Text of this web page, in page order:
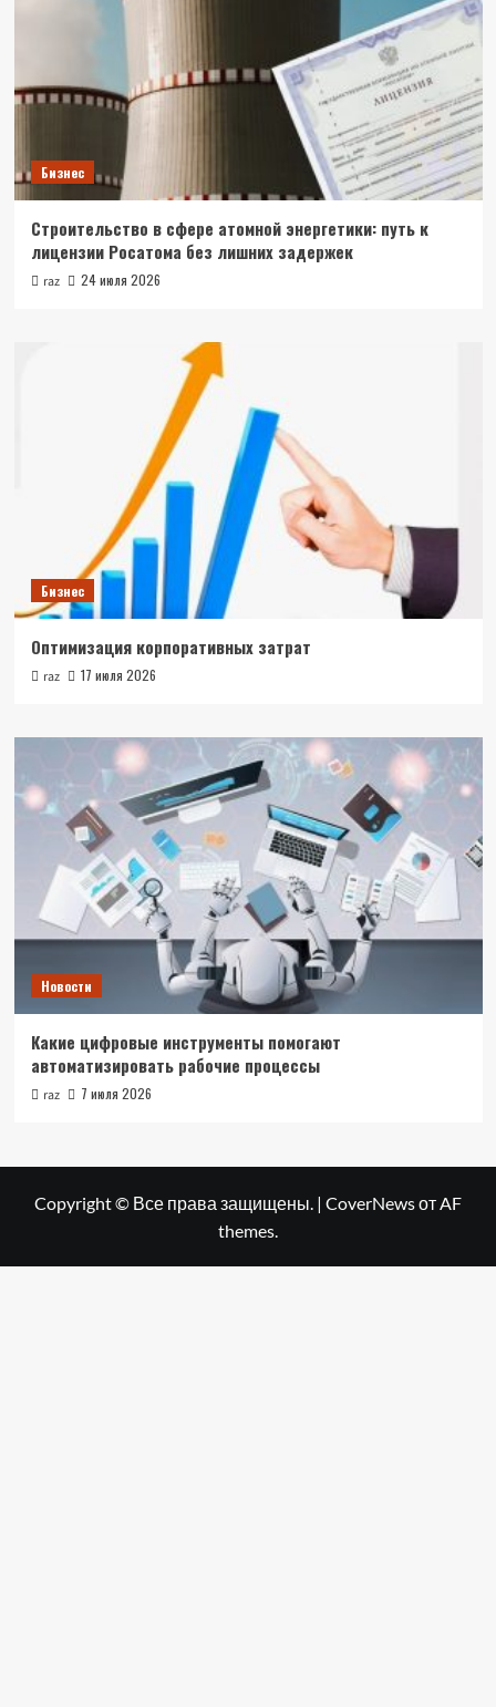
Бизнес
Строительство в сфере атомной энергетики: путь к
лицензии Росатома без лишних задержек
raz 24 июля 2026
Бизнес
Оптимизация корпоративных затрат
raz 17 июля 2026
Новости
Какие цифровые инструменты помогают
автоматизировать рабочие процессы
raz 7 июля 2026
Copyright © Все права защищены. | CoverNewsот AF
themes.